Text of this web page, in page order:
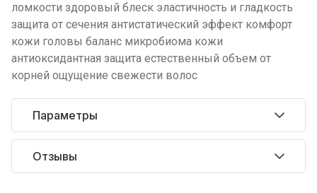
ломкости здоровый блеск эластичность и гладкость
защита от сечения антистатический эффект комфорт
кожи головы баланс микробиома кожи
антиоксидантная защита естественный объем от
корней ощущение свежести волос
Параметры
Отзывы